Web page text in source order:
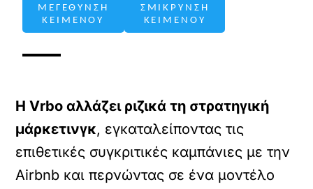
ΜΕΓΕΘΥΝΣΗ
ΚΕΙΜΕΝΟΥ
ΣΜΙΚΡΥΝΣΗ
ΚΕΙΜΕΝΟΥ
Η Vrbo αλλάζει ριζικά τη στρατηγική
μάρκετινγκ, εγκαταλείποντας τις
επιθετικές συγκριτικές καμπάνιες με την
Airbnb και περνώντας σε ένα μοντέλο